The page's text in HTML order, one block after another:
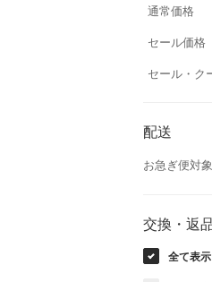
通常価格
セール価格
セール・ク
配送
お急ぎ便対象
交換・返
全て表示